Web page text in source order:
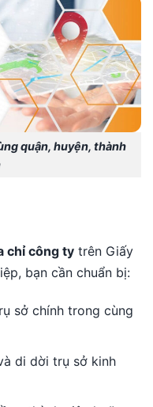
quận, huyện, thành
chỉ công ty trên Giấy
bạn cần chuẩn bị:
sở chính trong cùng
di dời trụ sở kinh